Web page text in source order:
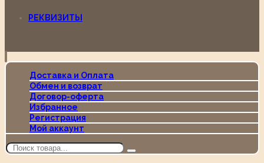
РЕКВИЗИТЫ
Доставка и Оплата
Обмен и возврат
Договор-оферта
Избранное
Регистрация
Мой аккаунт